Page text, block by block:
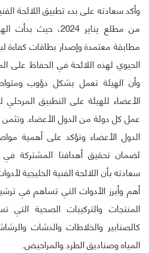
وأكد سعادته على بدء تطبيق اللائحة
من مطلع يناير 2024،
مطابقة معتمدة وإصدار بطاقات كفاءة
الحيوي لهذه اللائحة في الحفاظ على
وأن الهيئة تعمل بشكل دؤوب
الأعضاء للهيئة على التطبيق
عمل كل دولة من الدول الأعضاء. وتثمن
الدول الأعضاء وتؤكد على أهمية
لضمان تحقيق أهدافنا المشتركة
سعادته بأن اللائحة الفنية الخليجية
أهم وأبرز الأدوات التي تساهم في
المنتجات والتركيبات الصحية التي
كالصنابير والخلاطات والدشات
المياه وصناديق الطرد والمراحيض.